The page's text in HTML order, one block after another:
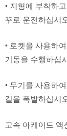
• 지형에 부착하
꾸로 운전하십시
• 로켓을 사용하
기동을 수행하십
• 무기를 사용하
길을 폭발하십시
고속 아케이드 액